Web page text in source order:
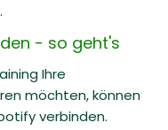
- so geht's
Ihre
möchten, können
verbinden.